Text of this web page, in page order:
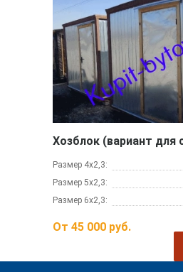
Хозблок (вариант для
Размер 4х2,3:
Размер 5х2,3:
Размер 6х2,3:
От 45 000 руб.